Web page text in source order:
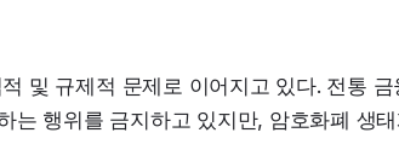
및 규제적 문제로 이어지고 있다. 전통
는 행위를 금지하고 있지만, 암호화폐 생